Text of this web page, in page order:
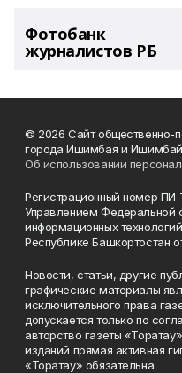
Фотобанк
журналистов РБ
© 2026 Сайт общественно-
города Ишимбая и
Об использовании
Регистрационный номер ПИ
Управлением Федеральной
информационных
Республике Башкортостан
Новости, статьи, другие
графические материалы
исключительного права
допускается только по
авторство газеты
изданий прямая активная
«Торатау» обязательна.